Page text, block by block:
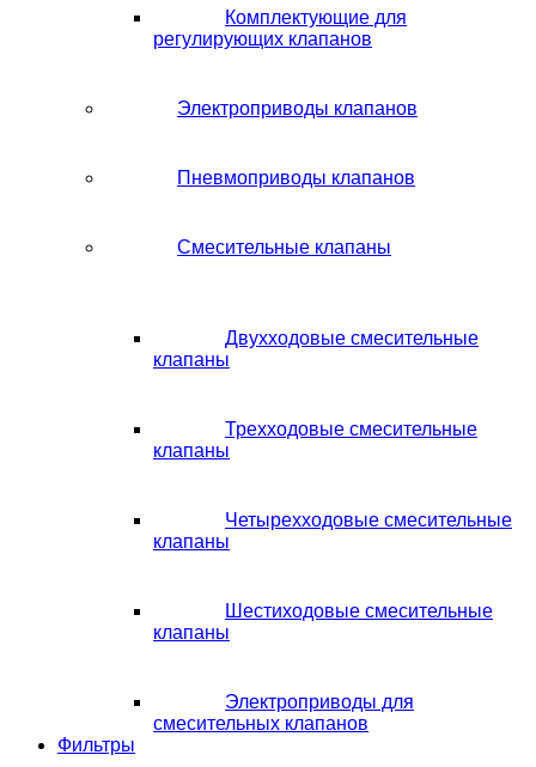
Комплектующие для
регулирующих клапанов
Электроприводы клапанов
Пневмоприводы клапанов
Смесительные клапаны
Двухходовые смесительные
клапаны
Трехходовые смесительные
клапаны
Четырехходовые смесительные
клапаны
Шестиходовые смесительные
клапаны
Электроприводы для
смесительных клапанов
Фильтры